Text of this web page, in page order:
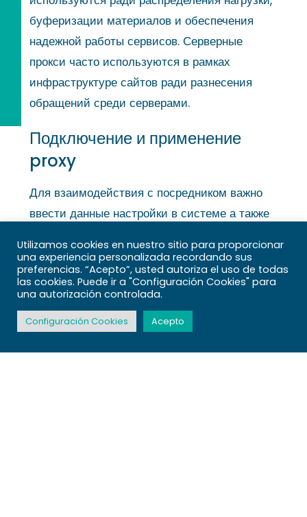
буферизации материалов и обеспечения
надежной работы сервисов. Серверные
прокси часто используются в рамках
инфраструктуре сайтов ради разнесения
обращений среди серверами.
Подключение и применение
proxy
Для взаимодействия с посредником важно
ввести данные настройки в системе а также
значение канала. После конфигурации весь
обмен 10 лучших казино онлайн указанного
приложения либо клиента начнет проходить
через указанный прокси-сервер.
Отдельные приложения обеспечивают
Utilizamos cookies en nuestro sitio para proporcionar
una experiencia personalizada recordando sus
preferencias. “Acepto”, usted autoriza el uso de todas
las cookies. Puede ir a "Configuración Cookies" para
una autorización controlada.
Configuración Cookies Acepto